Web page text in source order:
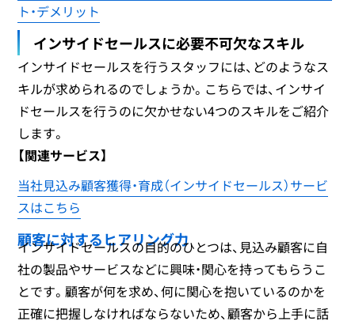
ト・デメリット
インサイドセールスに必要不可欠なスキル
インサイドセールスを行うスタッフには、どのようなス
キルが求められるのでしょうか。こちらでは、インサイ
ドセールスを行うのに欠かせない4つのスキルをご紹介
します。
【関連サービス】
当社見込み顧客獲得・育成（インサイドセールス）サービ
スはこちら
顧客に対するヒアリング力
インサイドセールスの目的のひとつは、見込み顧客に自
社の製品やサービスなどに興味・関心を持ってもらうこ
とです。顧客が何を求め、何に関心を抱いているのかを
正確に把握しなければならないため、顧客から上手に話